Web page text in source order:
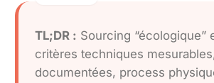
TL;DR : Sourcing “écologique”
critères techniques
documentées, process